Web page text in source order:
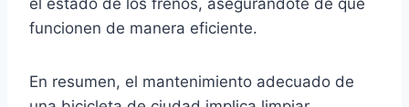
funcionen de manera eficiente.
En resumen, el mantenimiento adecuado de